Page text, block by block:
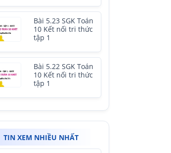
Bài 5.23 SGK Toán
10 Kết nối tri thức
tập 1
Bài 5.22 SGK Toán
10 Kết nối tri thức
tập 1
TIN XEM NHIỀU NHẤT